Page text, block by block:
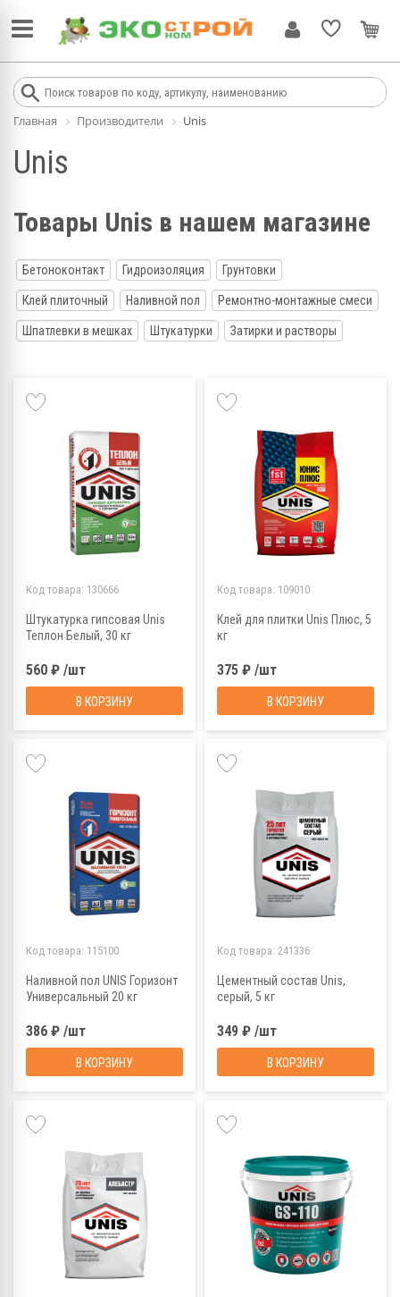
Главная Производители Unis
Unis
Товары Unis в нашем магазине
Бетоноконтакт Гидроизоляция Грунтовки
Клей плиточный Наливной пол Ремонтно-монтажные смеси
Шпатлевки в мешках Штукатурки Затирки и растворы
Код товара: 130666
Штукатурка гипсовая Unis
Теплон Белый, 30 кг
560 ₽ /шт
В КОРЗИНУ
Код товара: 109010
Клей для плитки Unis Плюс, 5
кг
375 ₽ /шт
В КОРЗИНУ
Код товара: 115100
Наливной пол UNIS Горизонт
Универсальный 20 кг
386 ₽ /шт
В КОРЗИНУ
Код товара: 241336
Цементный состав Unis,
серый, 5 кг
349 ₽ /шт
В КОРЗИНУ